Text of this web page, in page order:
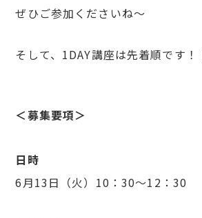
ぜひご参加くださいね〜
そして、1DAY講座は先着順です！
＜募集要項＞
日時
6月13日（火）10：30〜12：30